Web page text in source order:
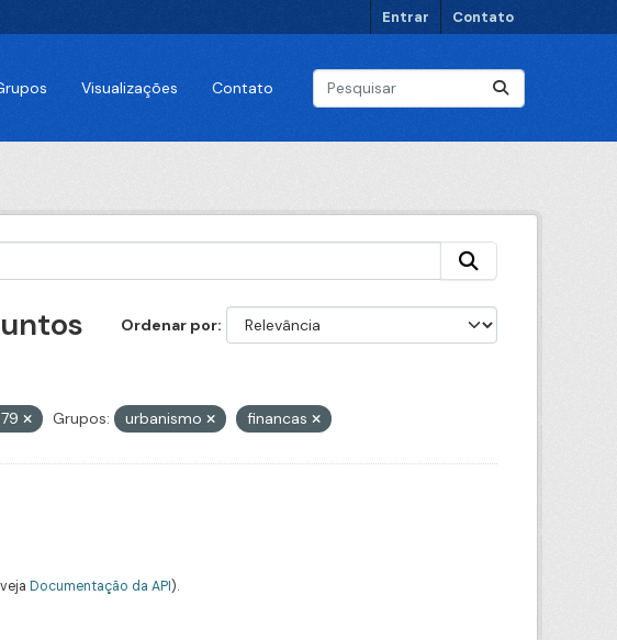
Entrar Contato
Visualizações Contato
Ordenar por
Grupos: urbanismo financas
Documentação da API).